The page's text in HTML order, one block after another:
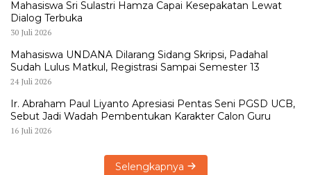
Mahasiswa Sri Sulastri Hamza Capai Kesepakatan Lewat
Dialog Terbuka
30 Juli 2026
Mahasiswa UNDANA Dilarang Sidang Skripsi, Padahal
Sudah Lulus Matkul, Registrasi Sampai Semester 13
24 Juli 2026
Ir. Abraham Paul Liyanto Apresiasi Pentas Seni PGSD UCB,
Sebut Jadi Wadah Pembentukan Karakter Calon Guru
16 Juli 2026
Selengkapnya